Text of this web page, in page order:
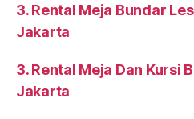
3. Rental Meja Bundar
Jakarta
3. Rental Meja Dan Kursi
Jakarta